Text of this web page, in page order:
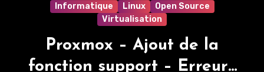
Informatique Linux
Open Source
Virtualisation
Proxmox – Ajout de la
fonction support – Erreurs